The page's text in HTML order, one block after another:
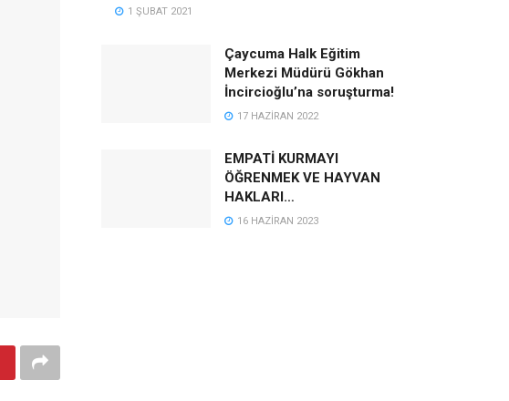
1 ŞUBAT 2021
Çaycuma Halk Eğitim
Merkezi Müdürü Gökhan
İncircioğlu’na soruşturma!
17 HAZIRAN 2022
EMPATİ KURMAYI
ÖĞRENMEK VE HAYVAN
HAKLARI…
16 HAZIRAN 2023